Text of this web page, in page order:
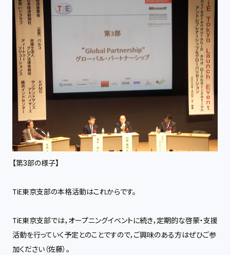
【第3部の様子】
TiE東京支部の本格活動はこれからです。
TiE東京支部では，オープニングイベントに続き，定期的な啓蒙・支援
活動を行っていく予定とのことですので，ご興味のある方はぜひご参
加ください（佐藤）。